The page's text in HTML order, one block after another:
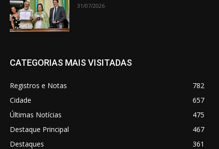
31/07/2026
CATEGORIAS MAIS VISITADAS
Registros e Notas
782
Cidade
657
Últimas Notícias
475
Destaque Principal
467
Destaques
361